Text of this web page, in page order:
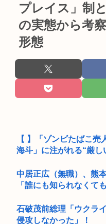
プレイス」制
の実態から考
形態
【 】「ゾンビたばこ
海斗」に注がれる“厳
中居正広（無職）、熊
「誰にも知られなくて
石破茂前総理「ウクラ
侵攻しなかった」！